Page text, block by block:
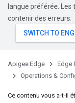
langue préférée.
contenir des erreurs.
Apigee Edge Edge
Operations &
Ce contenu vous a-t-il